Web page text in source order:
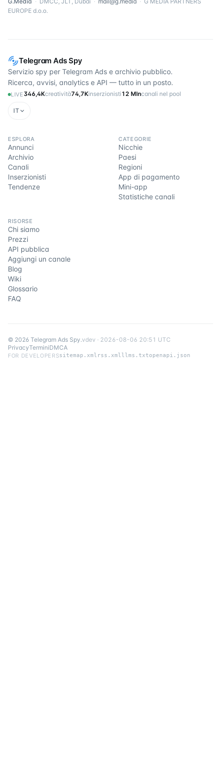
Telegram Ads Spy
Servizio spy per Telegram Ads e archivio pubblico.
Ricerca, avvisi, analytics e API — tutto in un posto.
LIVE 346,4Kcreatività74,7Kinserzionisti12 Mlncanali nel pool
IT
ESPLORA
Annunci
Archivio
Canali
Inserzionisti
Tendenze
CATEGORIE
Nicchie
Paesi
Regioni
App di pagamento
Mini-app
Statistiche canali
RISORSE
Chi siamo
Prezzi
API pubblica
Aggiungi un canale
Blog
Wiki
Glossario
FAQ
EUROPE d.o.o.
© 2026 Telegram Ads Spy.vdev · 2026-08-06 20:51 UTC
PrivacyTerminiDMCA
FOR DEVELOPERSsitemap.xml rss.xmlllms.txtopenapi.json